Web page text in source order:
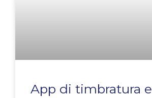
App di timbratura e